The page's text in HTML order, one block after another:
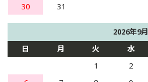
30
31
2026年9月
日
月 火 水
1
2